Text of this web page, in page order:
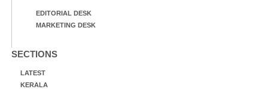
EDITORIAL DESK
MARKETING DESK
SECTIONS
LATEST
KERALA